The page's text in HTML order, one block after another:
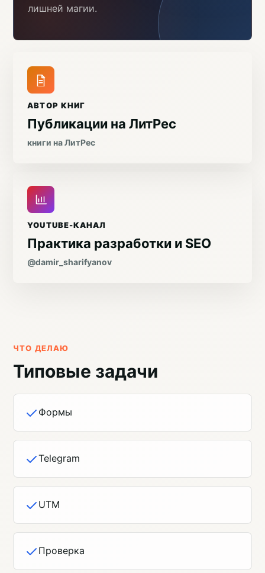
лишней магии.
АВТОР КНИГ
Публикации на ЛитРес
книги на ЛитРес
YOUTUBE-КАНАЛ
Практика разработки и SEO
@damir_sharifyanov
ЧТО ДЕЛАЮ
Типовые задачи
Формы
Telegram
UTM
Проверка